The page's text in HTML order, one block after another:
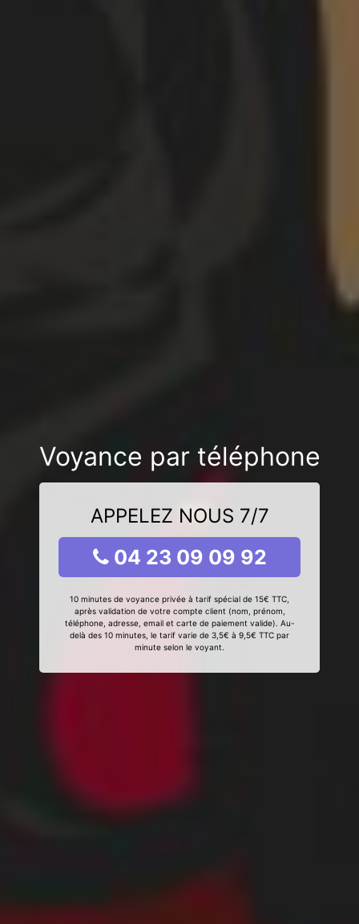
Voyance par téléphone
APPELEZ NOUS 7/7
04 23 09 09 92
10 minutes de voyance privée à tarif spécial de 15€ TTC,
après validation de votre compte client (nom, prénom,
téléphone, adresse, email et carte de paiement valide). Au-
delà des 10 minutes, le tarif varie de 3,5€ à 9,5€ TTC par
minute selon le voyant.